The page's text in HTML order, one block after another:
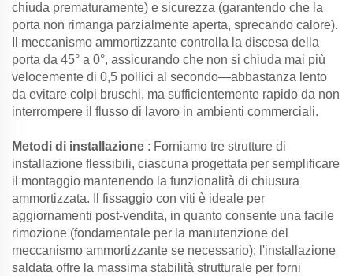
chiuda prematuramente) e sicurezza (garantendo che la
porta non rimanga parzialmente aperta, sprecando calore).
Il meccanismo ammortizzante controlla la discesa della
porta da 45° a 0°, assicurando che non si chiuda mai più
velocemente di 0,5 pollici al secondo—abbastanza lento
da evitare colpi bruschi, ma sufficientemente rapido da non
interrompere il flusso di lavoro in ambienti commerciali.
Metodi di installazione : Forniamo tre strutture di
installazione flessibili, ciascuna progettata per semplificare
il montaggio mantenendo la funzionalità di chiusura
ammortizzata. Il fissaggio con viti è ideale per
aggiornamenti post-vendita, in quanto consente una facile
rimozione (fondamentale per la manutenzione del
meccanismo ammortizzante se necessario); l'installazione
saldata offre la massima stabilità strutturale per forni